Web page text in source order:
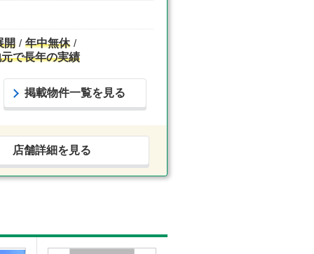
開
年中無休
で長年の実績
掲載物件一覧を見る
店舗詳細を見る